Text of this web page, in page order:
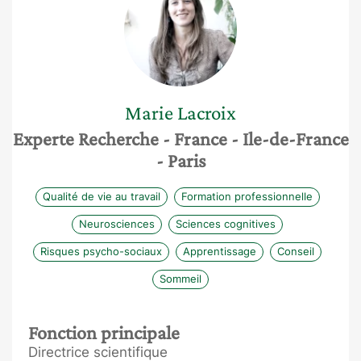
Marie Lacroix
Experte Recherche - France - Ile-de-France
- Paris
Qualité de vie au travail Formation professionnelle
Neurosciences Sciences cognitives
Risques psycho-sociaux Apprentissage Conseil
Sommeil
Fonction principale
Directrice scientifique